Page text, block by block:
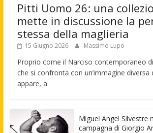
Pitti Uomo 26: una
mette in discussione la
stessa della maglieria
15 Giugno 2026 Massimo Lupo
Proprio come il Narciso contemporaneo
che si confronta con un’immagine diversa
appare, a
Miguel Angel Silvestre
campagna di Giorgio